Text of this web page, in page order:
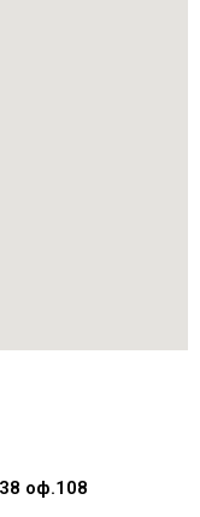
оф.108